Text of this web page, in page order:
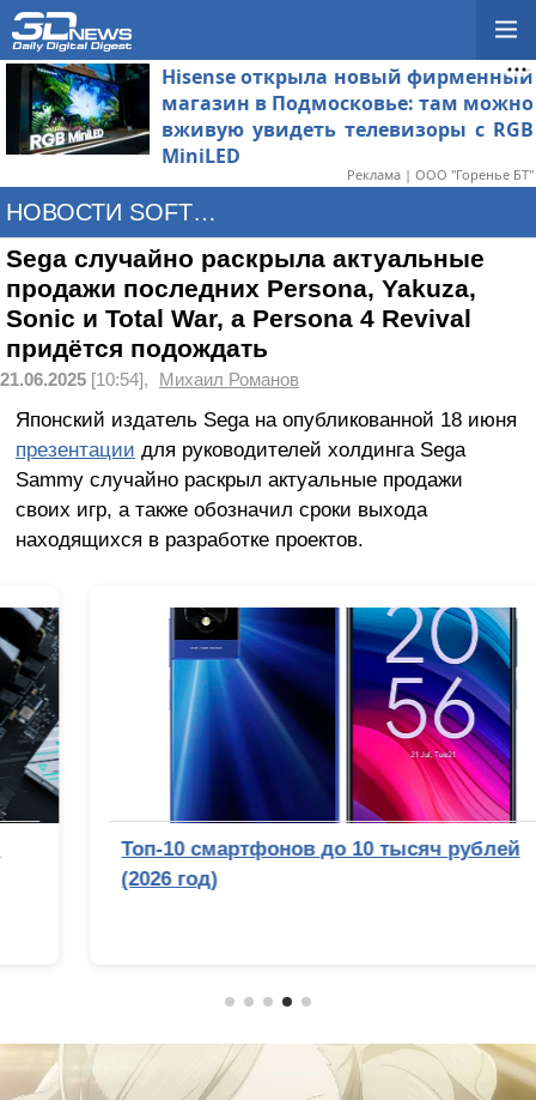
Hisense открыла новый фирменный
магазин в Подмосковье: там можно
вживую увидеть телевизоры с RGB
MiniLED
Реклама | ООО "Горенье БТ"
НОВОСТИ SOFTWARE
Sega случайно раскрыла актуальные
продажи последних Persona, Yakuza,
Sonic и Total War, а Persona 4 Revival
придётся подождать
21.06.2025 [10:54], Михаил Романов
Японский издатель Sega на опубликованной 18 июня
презентации для руководителей холдинга Sega
Sammy случайно раскрыл актуальные продажи
своих игр, а также обозначил сроки выхода
находящихся в разработке проектов.
Топ-10 смартфонов до 10 тысяч рублей
(2026 год)